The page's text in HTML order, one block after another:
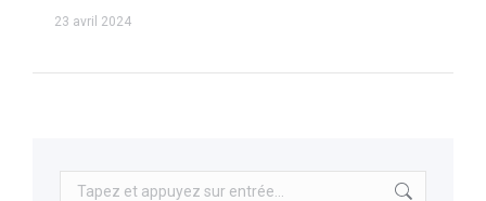
23 avril 2024
Recherche